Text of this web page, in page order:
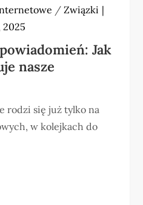
/Związki
2025
Jak
nasze
rodzi się już tylko na
w kolejkach do